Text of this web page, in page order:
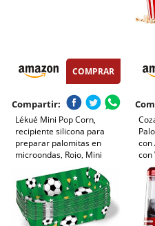
COMPRAR
Compartir:
Lékué Mini Pop Corn,
recipiente silicona para
preparar palomitas en
microondas, Rojo, Mini
con
con